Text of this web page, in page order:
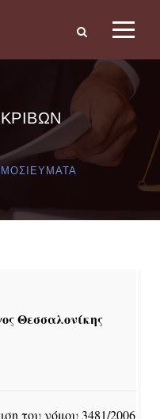
Θεσσαλονίκης
του νόμου 3481/2006